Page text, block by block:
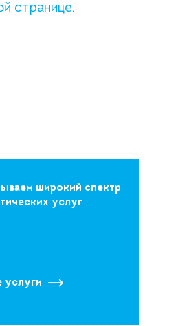
странице.
широкий спектр
услуг
услуги